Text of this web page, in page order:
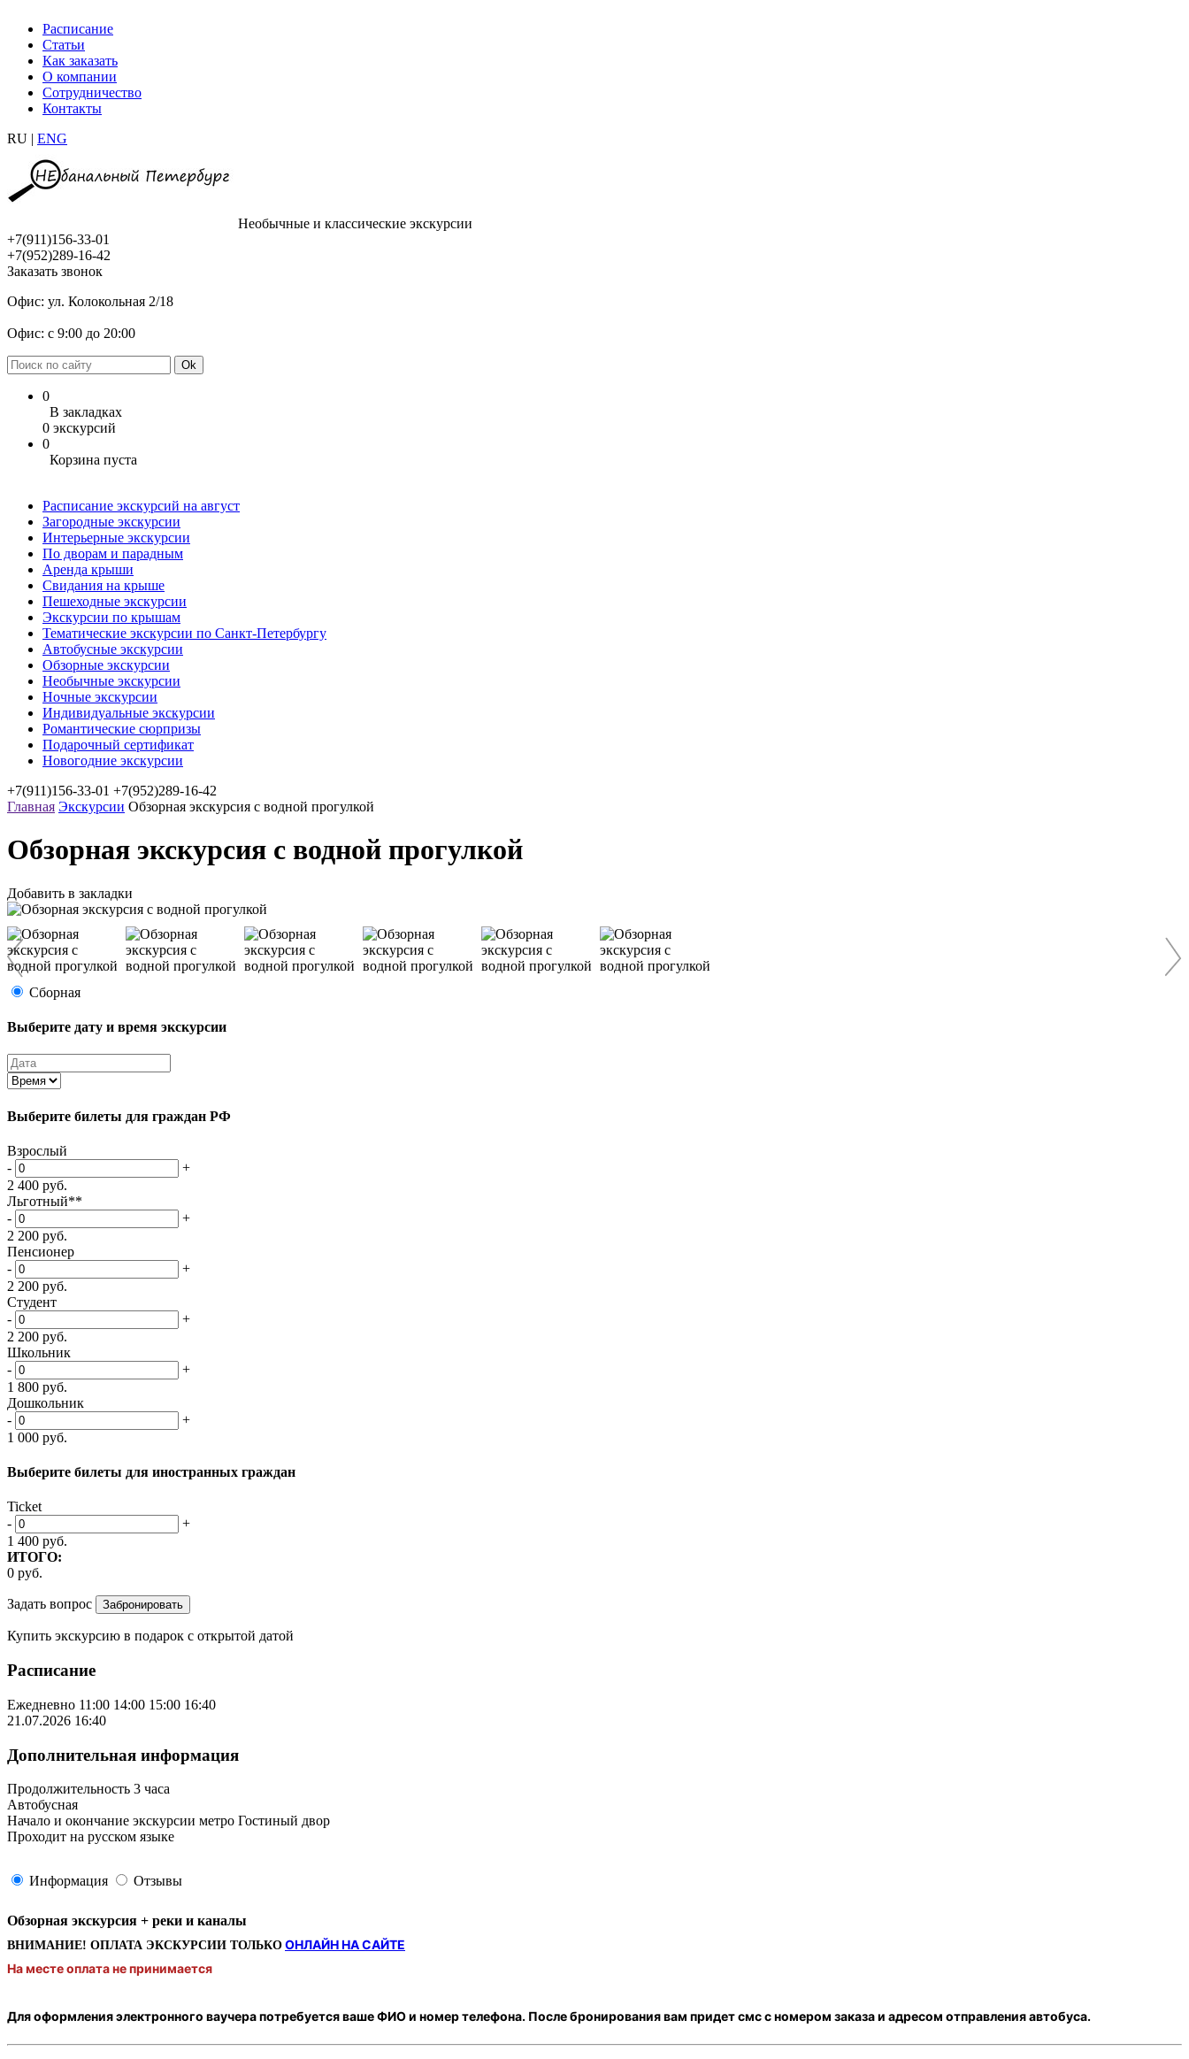
Расписание
Статьи
Как заказать
О компании
Сотрудничество
Контакты
RU | ENG
Необычные и классические экскурсии
+7(911)156-33-01
+7(952)289-16-42
Заказать звонок
Офис: ул. Колокольная 2/18
Офис: с 9:00 до 20:00
0
В закладках
0 экскурсий
0
Корзина пуста
Расписание экскурсий на август
Загородные экскурсии
Интерьерные экскурсии
По дворам и парадным
Аренда крыши
Свидания на крыше
Пешеходные экскурсии
Экскурсии по крышам
Тематические экскурсии по Санкт-Петербургу
Автобусные экскурсии
Обзорные экскурсии
Необычные экскурсии
Ночные экскурсии
Индивидуальные экскурсии
Романтические сюрпризы
Подарочный сертификат
Новогодние экскурсии
+7(911)156-33-01 +7(952)289-16-42
Главная Экскурсии Обзорная экскурсия с водной прогулкой
Обзорная экскурсия с водной прогулкой
Добавить в закладки
Сборная
Выберите дату и время экскурсии
Выберите билеты для граждан РФ
Взрослый
-
+
2 400 руб.
Льготный**
-
+
2 200 руб.
Пенсионер
-
+
2 200 руб.
Студент
-
+
2 200 руб.
Школьник
-
+
1 800 руб.
Дошкольник
-
+
1 000 руб.
Выберите билеты для иностранных граждан
Ticket
-
+
1 400 руб.
ИТОГО:
0 руб.
Задать вопрос
Купить экскурсию в подарок с открытой датой
Расписание
Ежедневно 11:00 14:00 15:00 16:40
21.07.2026 16:40
Дополнительная информация
Продолжительность 3 часа
Автобусная
Начало и окончание экскурсии метро Гостиный двор
Проходит на русском языке
Информация Отзывы
Обзорная экскурсия + реки и каналы
ВНИМАНИЕ! ОПЛАТА ЭКСКУРСИИ ТОЛЬКО ОНЛАЙН НА САЙТЕ
На месте оплата не принимается
Для оформления электронного ваучера потребуется ваше ФИО и номер телефона. После бронирования вам придет смс с номером заказа и адресом отправления автобуса.